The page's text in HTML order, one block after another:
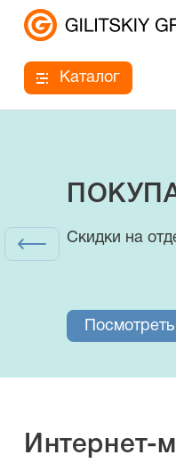
Каталог
Скидки на
Посмотреть
купальники,
Посмотреть
Интернет-